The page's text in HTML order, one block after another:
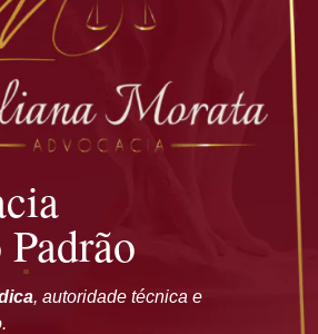
, autoridade técnica e